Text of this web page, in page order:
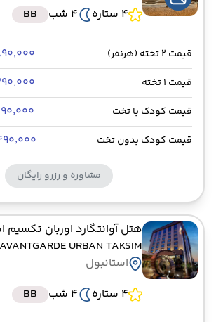
4 ستاره 4 شب BB
قیمت 2 تخته (هرنفر)
قیمت 1 تخته
قیمت کودک با تخت
قیمت کودک بدون تخت
مشاوره و رزرو رایگان
هتل آوانتگارد اوربان تکسیم
AVANTGARDE URBAN TAKSIM
استانبول
4 ستاره
4 شب BB